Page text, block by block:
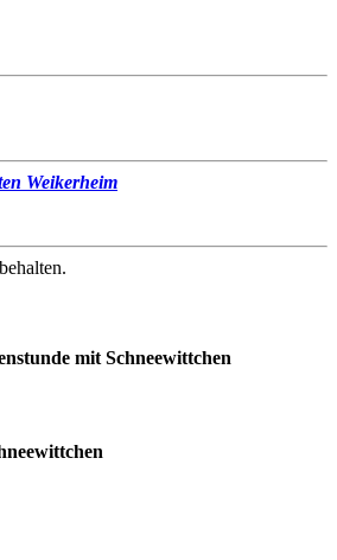
Weikerheim
mit Schneewittchen